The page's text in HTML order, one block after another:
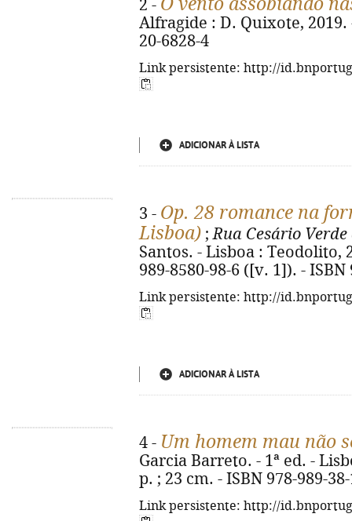
2 -
Alfragide : D. Quixote, 2019.
20-6828-4
Link persistente: http://
ADICIONAR À LISTA
3 - Op. 28 romance na
Lisboa) ;Rua Cesário
Santos. - Lisboa : Teodolito,
989-8580-98-6 ([v. 1]). -
Link persistente: http://
ADICIONAR À LISTA
4 - Um homem mau não
Garcia Barreto. - 1ª ed. -
p. ; 23 cm. - ISBN 978-989-
Link persistente: http://